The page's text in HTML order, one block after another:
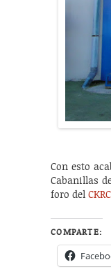
Con esto
Cabanillas
foro delCKRC
COMPARTE: